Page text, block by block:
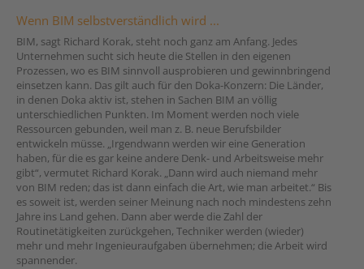
Wenn BIM selbstverständlich wird ...
BIM, sagt Richard Korak, steht noch ganz am Anfang. Jedes
Unternehmen sucht sich heute die Stellen in den eigenen
Prozessen, wo es BIM sinnvoll ausprobieren und gewinnbringend
einsetzen kann. Das gilt auch für den Doka-Konzern: Die Länder,
in denen Doka aktiv ist, stehen in Sachen BIM an völlig
unterschiedlichen Punkten. Im Moment werden noch viele
Ressourcen gebunden, weil man z. B. neue Berufsbilder
entwickeln müsse. „Irgendwann werden wir eine Generation
haben, für die es gar keine andere Denk- und Arbeitsweise mehr
gibt“, vermutet Richard Korak. „Dann wird auch niemand mehr
von BIM reden; das ist dann einfach die Art, wie man arbeitet.“ Bis
es soweit ist, werden seiner Meinung nach noch mindestens zehn
Jahre ins Land gehen. Dann aber werde die Zahl der
Routinetätigkeiten zurückgehen, Techniker werden (wieder)
mehr und mehr Ingenieuraufgaben übernehmen; die Arbeit wird
spannender.